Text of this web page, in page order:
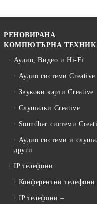
РЕНОВИРАНА
КОМПЮТЪРНА
Аудио, Видео и Hi-Fi
Аудио системи Creative
Звукови карти Creative
Слушалки Creative
Soundbar системи
Аудио системи и
други
IP телефони
Конферентни телефони
IP телефони –